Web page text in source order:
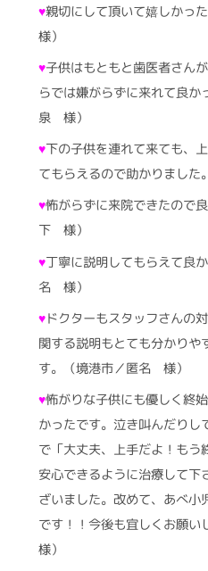
♥親切にして頂いて嬉しかっ
様）
♥子供はもともと歯医者さん
らでは嫌がらずに来れて良か
泉 様）
♥下の子供を連れて来ても、
てもらえるので助かりまし
♥怖がらずに来院できたので
下 様）
♥丁寧に説明してもらえて良
名 様）
♥ドクターもスタッフさんの
関する説明もとても分かりや
す。（境港市／匿名 様）
♥怖がりな子供にも優しく終
かったです。泣き叫んだりし
で「大丈夫、上手だよ！もう
安心できるように治療して下
ざいました。改めて、あべ小
です！！今後も宜しくお願
様）